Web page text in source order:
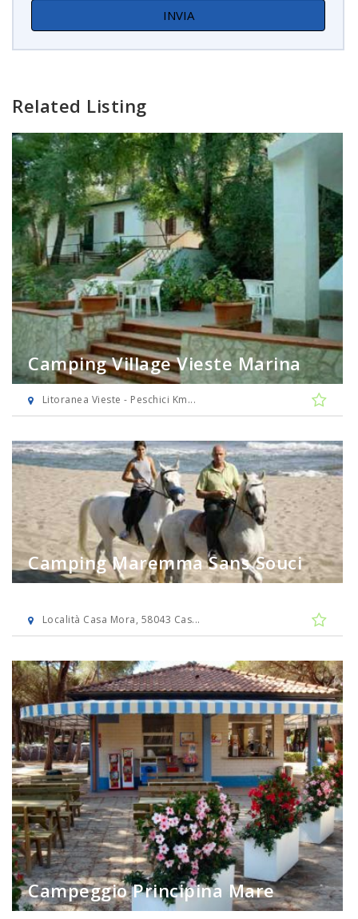
Related Listing
Camping Village Vieste Marina
Litoranea Vieste - Peschici Km...
Camping Maremma Sans Souci
Località Casa Mora, 58043 Cas...
Campeggio Principina Mare